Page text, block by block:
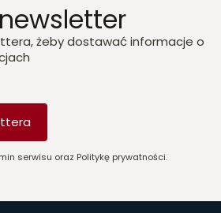
żeby dostawać informacje o
serwisu oraz Politykę prywatności.